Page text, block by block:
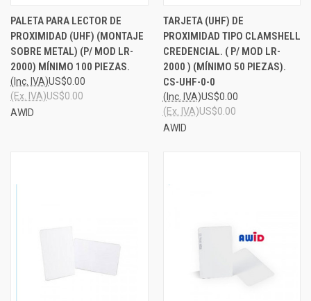
PALETA PARA LECTOR DE
PROXIMIDAD (UHF) (MONTAJE
SOBRE METAL) (P/ MOD LR-
2000) MÍNIMO 100 PIEZAS.
US$0.00
(Inc. IVA)
US$0.00
(Ex. IVA)
AWID
TARJETA (UHF) DE
PROXIMIDAD TIPO CLAMSHELL
CREDENCIAL. ( P/ MOD LR-
2000 ) (MÍNIMO 50 PIEZAS).
CS-UHF-0-0
US$0.00
(Inc. IVA)
US$0.00
(Ex. IVA)
AWID